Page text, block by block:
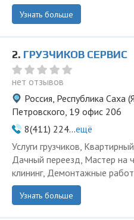
Узнать больше
2. ГРУЗЧИКОВ СЕРВИС
нет отзывов
Россия, Республика Саха
Петровского, 19 офис 206
8(411) 224...ещё
Услуги грузчиков,
Дачный переезд, Мастер на
клининг, Демонтажные
Узнать больше